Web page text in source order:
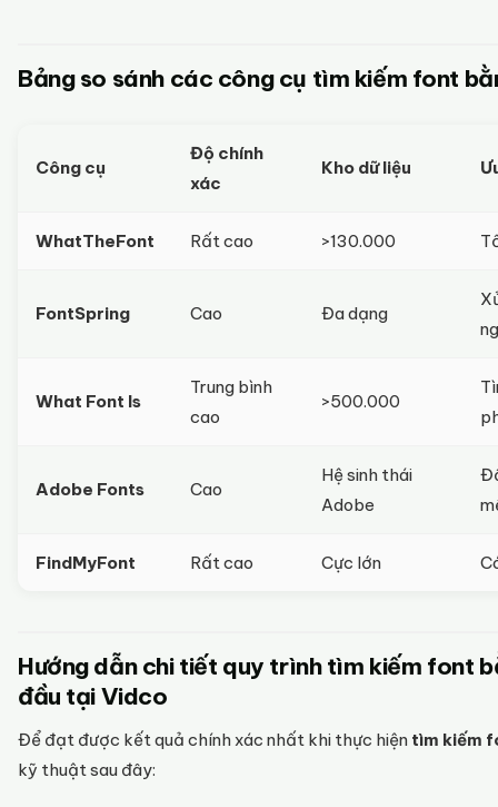
Bảng so sánh các công cụ tìm kiếm font
Công cụ
Độ chính
xác
Kho dữ liệu
WhatTheFont Rất cao >130.000
FontSpring Cao Đa dạng
What Font Is
Trung bình
cao
>500.000
Adobe Fonts Cao
Hệ sinh thái
Adobe
FindMyFont Rất cao Cực lớn
Hướng dẫn chi tiết quy trình tìm kiếm font
đầu tại Vidco
Để đạt được kết quả chính xác nhất khi thực hiện tìm kiếm
kỹ thuật sau đây: